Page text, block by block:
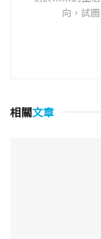
向，試
相關文章